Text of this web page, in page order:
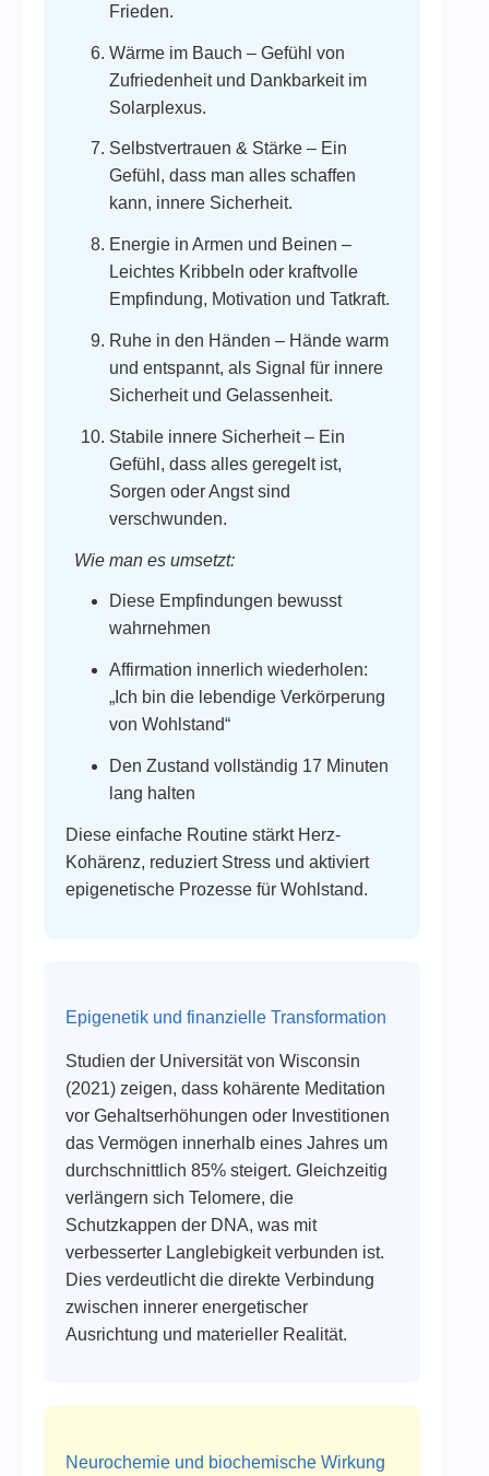
Frieden.
Wärme im Bauch – Gefühl von
Zufriedenheit und Dankbarkeit im
Solarplexus.
Selbstvertrauen & Stärke – Ein
Gefühl, dass man alles schaffen
kann, innere Sicherheit.
Energie in Armen und Beinen –
Leichtes Kribbeln oder kraftvolle
Empfindung, Motivation und Tatkraft.
Ruhe in den Händen – Hände warm
und entspannt, als Signal für innere
Sicherheit und Gelassenheit.
Stabile innere Sicherheit – Ein
Gefühl, dass alles geregelt ist,
Sorgen oder Angst sind
verschwunden.
Wie man es umsetzt:
Diese Empfindungen bewusst
wahrnehmen
Affirmation innerlich wiederholen:
„Ich bin die lebendige Verkörperung
von Wohlstand“
Den Zustand vollständig 17 Minuten
lang halten
Diese einfache Routine stärkt Herz-
Kohärenz, reduziert Stress und aktiviert
epigenetische Prozesse für Wohlstand.
Epigenetik und finanzielle Transformation
Studien der Universität von Wisconsin
(2021) zeigen, dass kohärente Meditation
vor Gehaltserhöhungen oder Investitionen
das Vermögen innerhalb eines Jahres um
durchschnittlich 85% steigert. Gleichzeitig
verlängern sich Telomere, die
Schutzkappen der DNA, was mit
verbesserter Langlebigkeit verbunden ist.
Dies verdeutlicht die direkte Verbindung
zwischen innerer energetischer
Ausrichtung und materieller Realität.
Neurochemie und biochemische Wirkung